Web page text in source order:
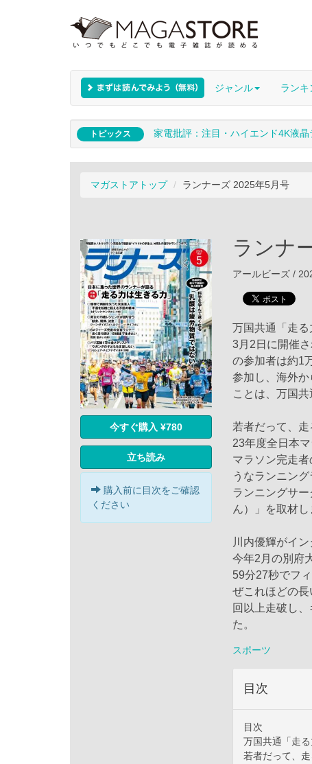
ジャンル ランキ
トピックス 家電批評：注目・ハイエンド4K液晶
マガストアトップ ランナーズ 2025年5月号
今すぐ購入 ¥780
立ち読み
購入前に目次をご確認
ください
ランナ
アールビーズ /
万国共通「走る
3月2日に開催
の参加者は約1
参加し、海外
ことは、万国共
若者だって、
23年度全日本
マラソン完走
うなランニン
ランニングサ
ん）」を取材し
川内優輝がイ
今年2月の別府
59分27秒でフ
ぜこれほどの
回以上走破し
た。
スポーツ
目次
目次
万国共通「走る
若者だって、